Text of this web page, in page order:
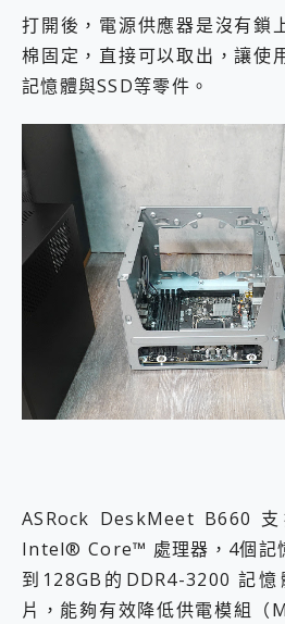
打開後，電源供應器是沒有鎖
棉固定，直接可以取出，讓使
記憶體與SSD等零件。
ASRock DeskMeet B660
Intel® Core™ 處理器，4個記
到128GB的DDR4-3200 記
片，能夠有效降低供電模組（